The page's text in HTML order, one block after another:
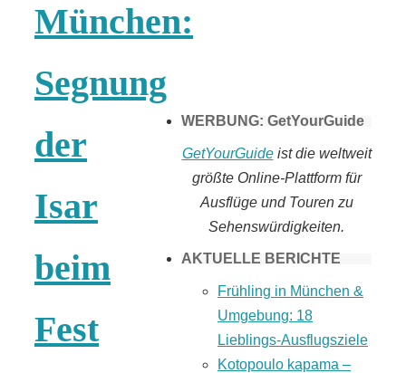
München:
Segnung
der
Isar
beim
Fest
machen
WERBUNG: GetYourGuide
GetYourGuideist die weltweit
größte Online-Plattform für
Ausflüge und Touren zu
Sehenswürdigkeiten.
AKTUELLE BERICHTE
Frühling in München &
Umgebung: 18
Lieblings-Ausflugsziele
Kotopoulo kapama –